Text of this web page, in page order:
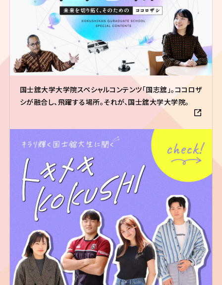
国士舘大学大学院スペシャルコンテンツ「国志舘」。ココロザ
シが融合し、飛躍する場所。それが、国士舘大学大学院。